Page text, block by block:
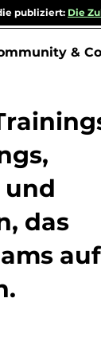
&
publiziert: Die
und
das